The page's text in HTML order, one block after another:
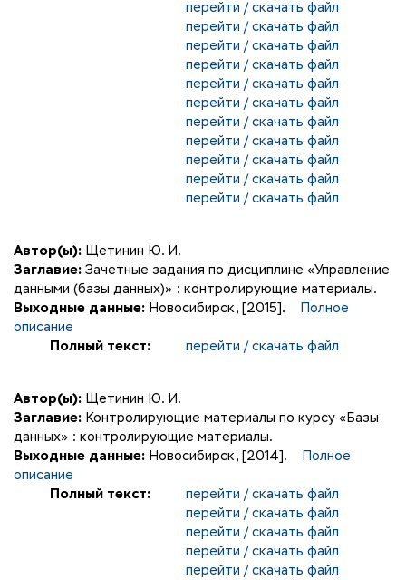
перейти / скачать файл
перейти / скачать файл
перейти / скачать файл
перейти / скачать файл
перейти / скачать файл
перейти / скачать файл
перейти / скачать файл
перейти / скачать файл
перейти / скачать файл
перейти / скачать файл
перейти / скачать файл
Автор(ы): Щетинин Ю. И.
Заглавие: Зачетные задания по дисциплине «Управление
данными (базы данных)» : контролирующие материалы.
Выходные данные: Новосибирск, [2015].
Полное
описание
Полный текст:
перейти / скачать файл
Автор(ы): Щетинин Ю. И.
Заглавие: Контролирующие материалы по курсу «Базы
данных» : контролирующие материалы.
Выходные данные: Новосибирск, [2014].
Полное
описание
Полный текст:
перейти / скачать файл
перейти / скачать файл
перейти / скачать файл
перейти / скачать файл
перейти / скачать файл